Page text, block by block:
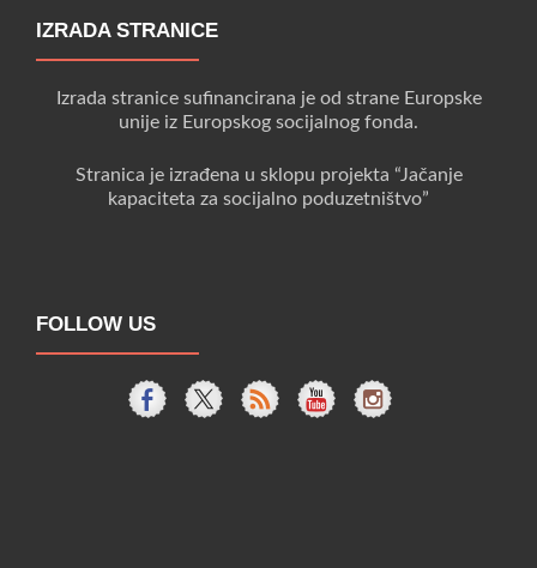
IZRADA STRANICE
Izrada stranice sufinancirana je od strane Europske
unije iz Europskog socijalnog fonda.
Stranica je izrađena u sklopu projekta “Jačanje
kapaciteta za socijalno poduzetništvo”
FOLLOW US